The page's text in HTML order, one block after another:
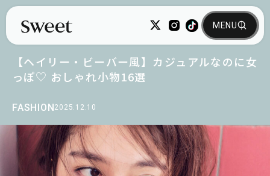
FASHION2025.12.10
【ヘイリー・ビーバー風】カジュアルなのに女
っぽ♡ おしゃれ小物16選